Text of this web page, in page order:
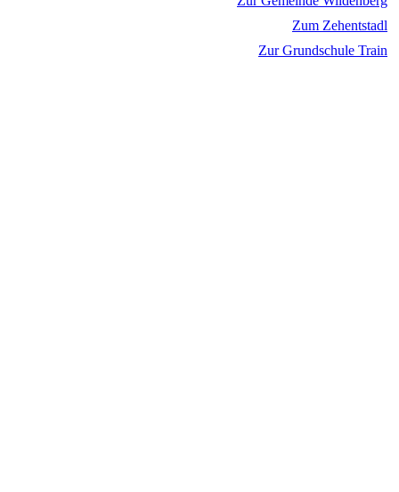
Zum Zehentstadl
Zur Grundschule Train